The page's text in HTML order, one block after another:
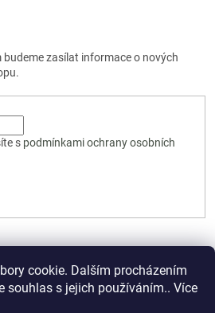
cookie. Dalším procházením
souhlas s jejich používáním.. Více
budeme zasílat informace o nových
s podmínkami ochrany osobních